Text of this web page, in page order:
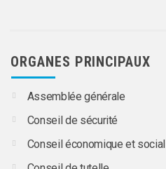
ORGANES PRINCIPAUX
Assemblée générale
Conseil de sécurité
Conseil économique et social